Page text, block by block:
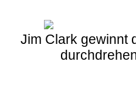
Jim Clark gewinnt